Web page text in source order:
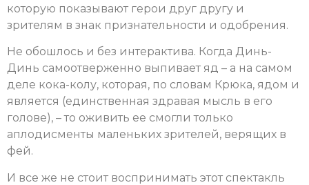
которую показывают герои друг другу и
зрителям в знак признательности и одобрения.
Не обошлось и без интерактива. Когда Динь-
Динь самоотверженно выпивает яд – а на самом
деле кока-колу, которая, по словам Крюка, ядом и
является (единственная здравая мысль в его
голове), – то оживить ее смогли только
аплодисменты маленьких зрителей, верящих в
фей.
И все же не стоит воспринимать этот спектакль